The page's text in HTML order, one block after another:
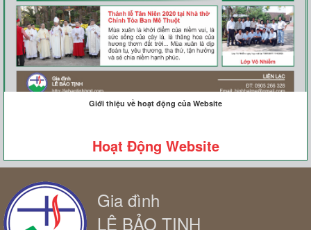
Giới thiệu về hoạt động của Website
Hoạt Động Website
Gia đình
LÊ BẢO TỊNH